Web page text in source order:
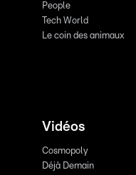
People
Tech World
Le coin des animaux
Vidéos
Cosmopoly
Déjà Demain